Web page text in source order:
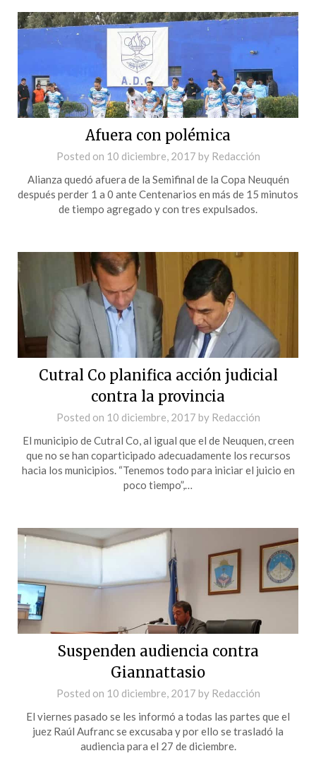
Afuera con polémica
Posted on 10 diciembre, 2017 by Redacción
Alianza quedó afuera de la Semifinal de la Copa Neuquén
después perder 1 a 0 ante Centenarios en más de 15 minutos
de tiempo agregado y con tres expulsados.
Cutral Co planifica acción judicial
contra la provincia
Posted on 10 diciembre, 2017 by Redacción
El municipio de Cutral Co, al igual que el de Neuquen, creen
que no se han coparticipado adecuadamente los recursos
hacia los municipios. “Tenemos todo para iniciar el juicio en
poco tiempo”,…
Suspenden audiencia contra
Giannattasio
Posted on 10 diciembre, 2017 by Redacción
El viernes pasado se les informó a todas las partes que el
juez Raúl Aufranc se excusaba y por ello se trasladó la
audiencia para el 27 de diciembre.